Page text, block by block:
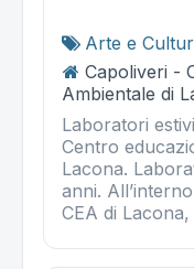
Arte e
Capoliveri -
Ambientale di
Laboratori
Centro
Lacona.
anni.
CEA di Lacona,